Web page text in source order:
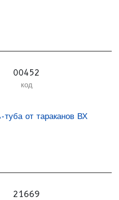
00452
код
туба от тараканов ВХ
21669